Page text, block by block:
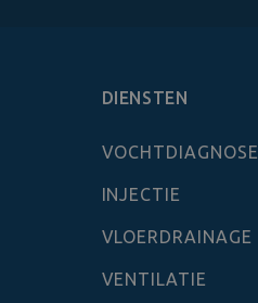
DIENSTEN
VOCHTDIAGNOSE
INJECTIE
VLOERDRAINAGE
VENTILATIE